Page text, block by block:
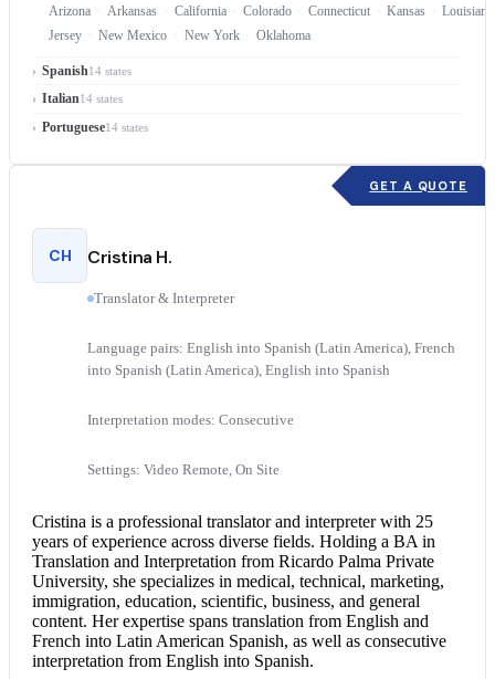
Arizona Arkansas California Colorado Connecticut Kansas
Louisiana
Jersey
New Mexico New York Oklahoma
Spanish14 states
Italian14 states
Portuguese14 states
GET A QUOTE
CH Cristina H.
Translator & Interpreter
Language pairs: English into Spanish (Latin America), French
into Spanish (Latin America), English into Spanish
Interpretation modes: Consecutive
Settings: Video Remote, On Site
Cristina is a professional translator and interpreter with 25
years of experience across diverse fields. Holding a BA in
Translation and Interpretation from Ricardo Palma Private
University, she specializes in medical, technical, marketing,
immigration, education, scientific, business, and general
content. Her expertise spans translation from English and
French into Latin American Spanish, as well as consecutive
interpretation from English into Spanish.